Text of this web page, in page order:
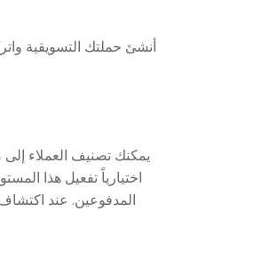
أنشئ حملتك التسويقية
يمكنك تصنيف العملاء
اختيارياً تفعيل هذا
المدفوعين. عند